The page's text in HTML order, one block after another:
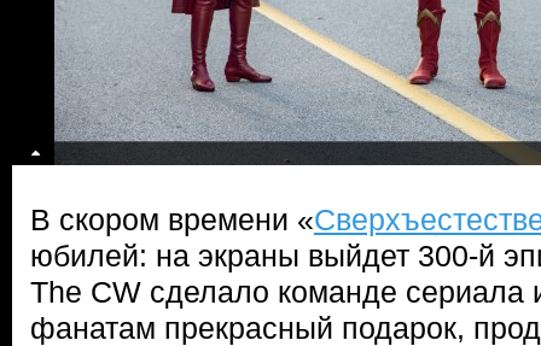
В скором времени «
юбилей: на экраны выйдет 300-й
The CW сделало команде сериала
фанатам прекрасный подарок,